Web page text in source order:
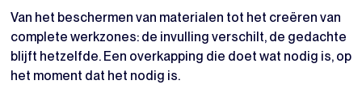
Van het beschermen van materialen tot het creëren van
complete werkzones: de invulling verschilt, de gedachte
blijft hetzelfde. Een overkapping die doet wat nodig is, op
het moment dat het nodig is.